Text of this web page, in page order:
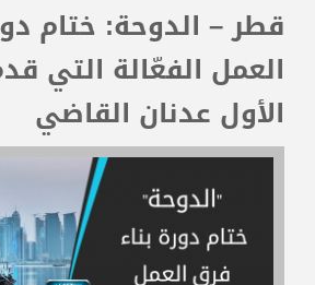
الدورات القادمة
المدربون
المعتمدون
قطر – الدوحة: ختام
العمل الفعّالة التي
الأول عدنان القاضي